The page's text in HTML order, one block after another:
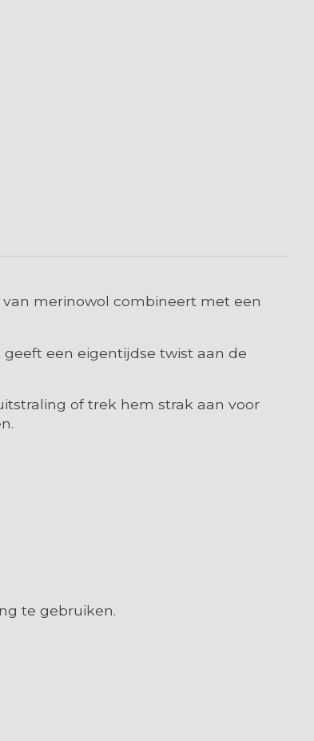
merinowol combineert met een
een eigentijdse twist aan de
of trek hem strak aan voor
te gebruiken.